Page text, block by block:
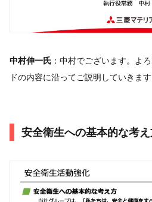
中村伸一氏 ：中村でございます。よ
ドの内容に沿ってご説明していきます
安全衛生への基本的な考